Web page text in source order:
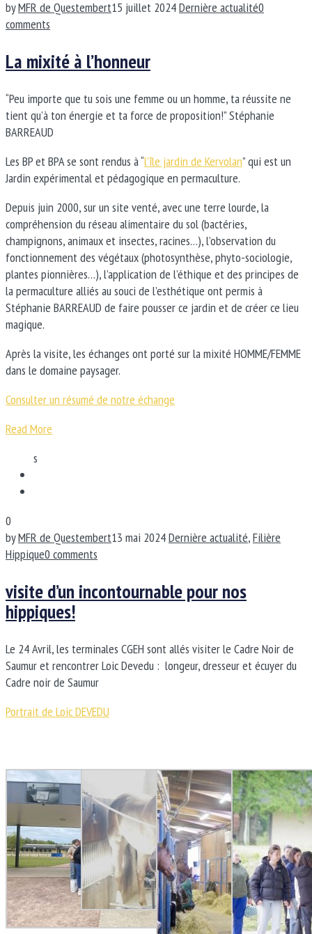
byMFR de Questembert15 juillet 2024Dernière actualité0
comments
La mixité à l’honneur
“Peu importe que tu sois une femme ou un homme, ta réussite ne
tient qu’à ton énergie et ta force de proposition!” Stéphanie
BARREAUD
Les BP et BPA se sont rendus à “l’île jardin de Kervolan” qui est un
Jardin expérimental et pédagogique en permaculture.
Depuis juin 2000, sur un site venté, avec une terre lourde, la
compréhension du réseau alimentaire du sol (bactéries,
champignons, animaux et insectes, racines…), l’observation du
fonctionnement des végétaux (photosynthèse, phyto-sociologie,
plantes pionnières…), l’application de l’éthique et des principes de
la permaculture alliés au souci de l’esthétique ont permis à
Stéphanie BARREAUD de faire pousser ce jardin et de créer ce lieu
magique.
Après la visite, les échanges ont porté sur la mixité HOMME/FEMME
dans le domaine paysager.
Consulter un résumé de notre échange
Read More
s
0
byMFR de Questembert13 mai 2024Dernière actualité,Filière
Hippique0 comments
visite d’un incontournable pour nos
hippiques!
Le 24 Avril, les terminales CGEH sont allés visiter le Cadre Noir de
Saumur et rencontrer Loic Devedu : longeur, dresseur et écuyer du
Cadre noir de Saumur
Portrait de Loic DEVEDU